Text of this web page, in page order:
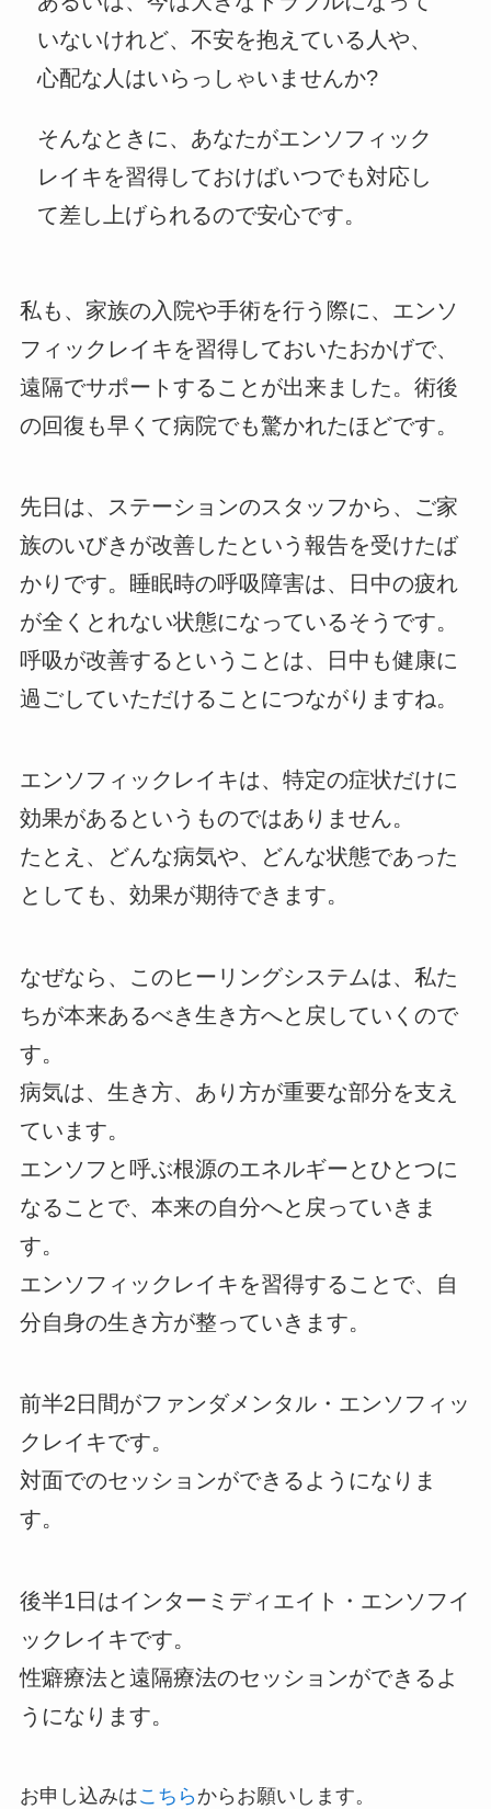
いないけれど、不安を抱えている人や、
心配な人はいらっしゃいませんか?
そんなときに、あなたがエンソフィック
レイキを習得しておけばいつでも対応し
て差し上げられるので安心です。
私も、家族の入院や手術を行う際に、エンソ
フィックレイキを習得しておいたおかげで、
遠隔でサポートすることが出来ました。術後
の回復も早くて病院でも驚かれたほどです。
先日は、ステーションのスタッフから、ご家
族のいびきが改善したという報告を受けたば
かりです。睡眠時の呼吸障害は、日中の疲れ
が全くとれない状態になっているそうです。
呼吸が改善するということは、日中も健康に
過ごしていただけることにつながりますね。
エンソフィックレイキは、特定の症状だけに
効果があるというものではありません。
たとえ、どんな病気や、どんな状態であった
としても、効果が期待できます。
なぜなら、このヒーリングシステムは、私た
ちが本来あるべき生き方へと戻していくので
す。
病気は、生き方、あり方が重要な部分を支え
ています。
エンソフと呼ぶ根源のエネルギーとひとつに
なることで、本来の自分へと戻っていきま
す。
エンソフィックレイキを習得することで、自
分自身の生き方が整っていきます。
前半2日間がファンダメンタル・エンソフィッ
クレイキです。
対面でのセッションができるようになりま
す。
後半1日はインターミディエイト・エンソフイ
ックレイキです。
性癖療法と遠隔療法のセッションができるよ
うになります。
お申し込みはこちら からお願いします。